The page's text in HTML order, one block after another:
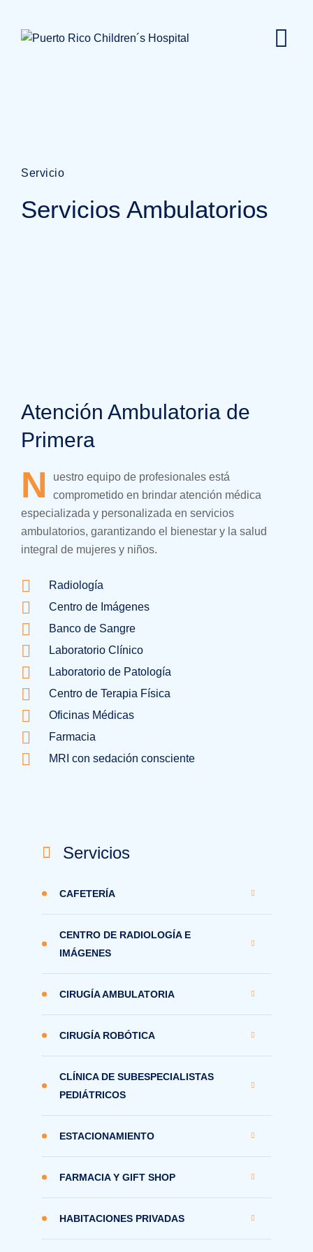
Servicio
Servicios Ambulatorios
Atención Ambulatoria de
Primera
N
uestro equipo de profesionales está
comprometido en brindar atención médica
especializada y personalizada en servicios
ambulatorios, garantizando el bienestar y la salud
integral de mujeres y niños.
Radiología
Centro de Imágenes
Banco de Sangre
Laboratorio Clínico
Laboratorio de Patología
Centro de Terapia Física
Oficinas Médicas
Farmacia
MRI con sedación consciente
Servicios
CAFETERÍA
CENTRO DE RADIOLOGÍA E
IMÁGENES
CIRUGÍA AMBULATORIA
CIRUGÍA ROBÓTICA
CLÍNICA DE SUBESPECIALISTAS
PEDIÁTRICOS
ESTACIONAMIENTO
FARMACIA Y GIFT SHOP
HABITACIONES PRIVADAS